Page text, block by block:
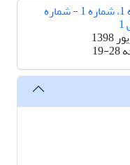
دوره 1، شماره 1 - شماره
19-28